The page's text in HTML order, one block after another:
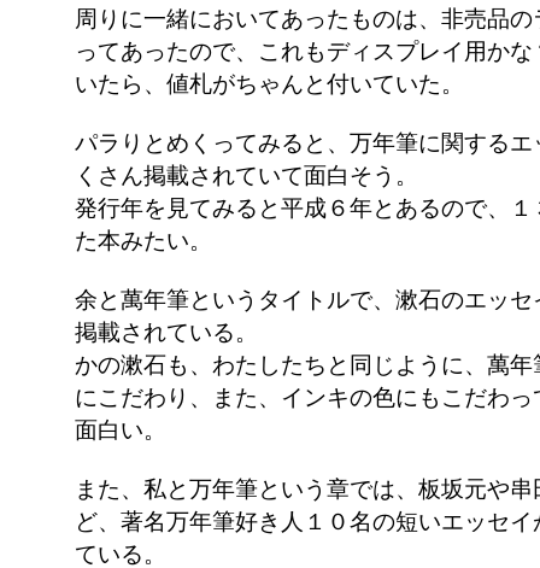
周りに一緒においてあったものは、非売品の
ってあったので、これもディスプレイ用かな
いたら、値札がちゃんと付いていた。
パラりとめくってみると、万年筆に関するエ
くさん掲載されていて面白そう。
発行年を見てみると平成６年とあるので、１
た本みたい。
余と萬年筆というタイトルで、漱石のエッセ
掲載されている。
かの漱石も、わたしたちと同じように、萬年
にこだわり、また、インキの色にもこだわっ
面白い。
また、私と万年筆という章では、板坂元や串
ど、著名万年筆好き人１０名の短いエッセイ
ている。